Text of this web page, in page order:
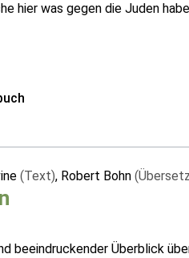
hier was gegen die Juden
(Text), Robert Bohn
beeindruckender Überblick